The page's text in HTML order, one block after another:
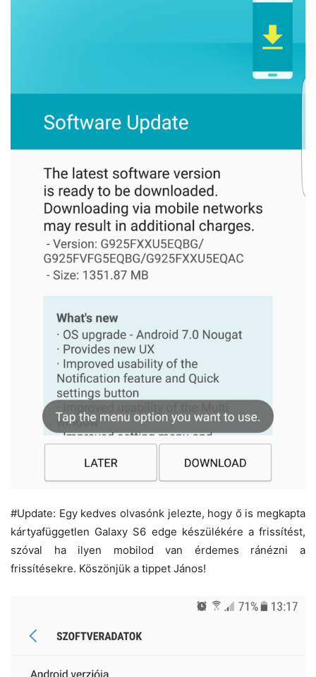
#Update: Egy kedves olvasónk jelezte, hogy ő is megkapta
kártyafüggetlen Galaxy S6 edge készülékére a frissítést,
szóval ha ilyen mobilod van érdemes ránézni a
frissítésekre. Köszönjük a tippet János!